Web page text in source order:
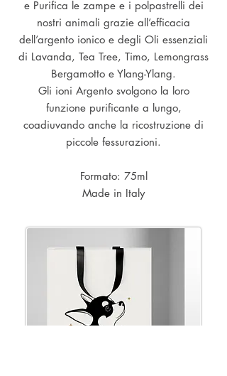
e Purifica le zampe e i polpastrelli dei
nostri animali grazie all’efficacia
dell’argento ionico e degli Oli essenziali
di Lavanda, Tea Tree, Timo, Lemongrass
Bergamotto e Ylang-Ylang.
Gli ioni Argento svolgono la loro
funzione purificante a lungo,
coadiuvando anche la ricostruzione di
piccole fessurazioni.
Formato: 75ml
Made in Italy